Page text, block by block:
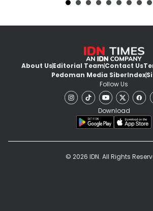
About UsEditorial TeamContact Us
Pedoman Media SiberIndex
Follow Us
Download
© 2026 IDN. All Rights